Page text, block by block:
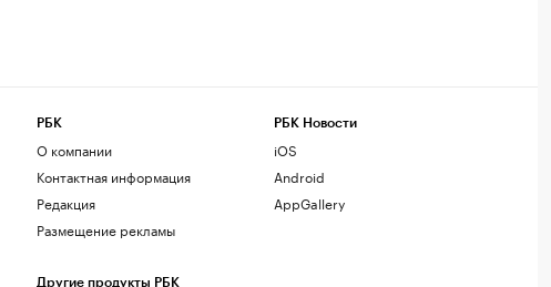
РБК
О компании
Контактная информация
Редакция
Размещение рекламы
Другие продукты РБК
РБК Новости
iOS
Android
AppGallery